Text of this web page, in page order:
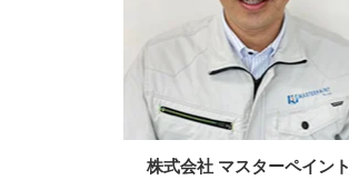
株式会社 マスターペイント